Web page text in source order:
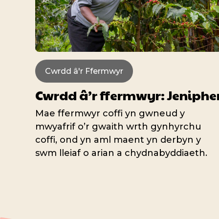
Cwrdd â'r Ffermwyr
Cwrdd â’r ffermwyr:
Mae ffermwyr coffi yn gwneud y
mwyafrif o’r gwaith wrth gynhyrchu
coffi, ond yn aml maent yn derbyn y
swm lleiaf o arian a chydnabyddiaeth.